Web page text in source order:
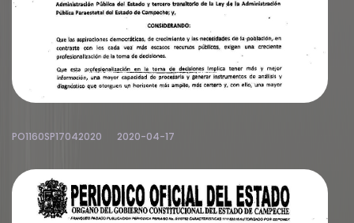
PO1160SP17042020 2020-04-17